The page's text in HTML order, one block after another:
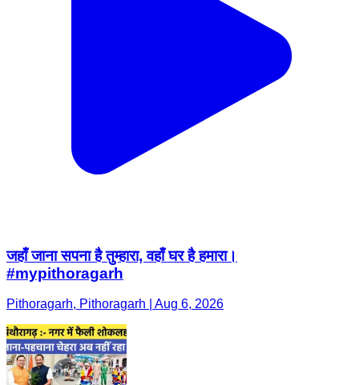
जहाँ जाना सपना है तुम्हारा, वहाँ घर है हमारा।
#mypithoragarh
Pithoragarh, Pithoragarh | Aug 6, 2026